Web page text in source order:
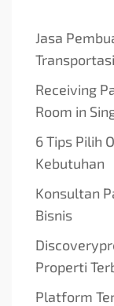
Jasa
Receiving
Room in
6 Tips Pilih
Kebutuhan
Konsultan
Bisnis
Properti
Platform